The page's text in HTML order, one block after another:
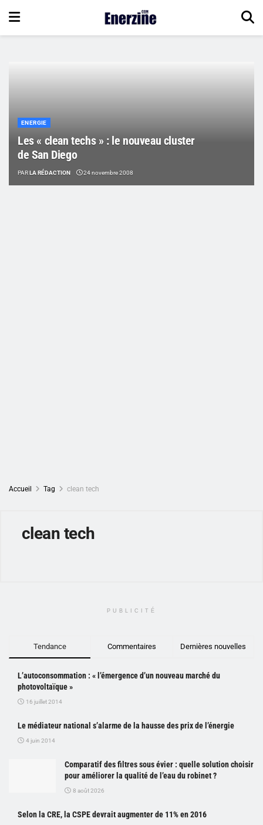
ENERGIE
Les « clean techs » : le nouveau cluster
de San Diego
PARLA RÉDACTION 24 novembre 2008
Accueil Tag clean tech
clean tech
PUBLICITÉ
Tendance Commentaires Dernières nouvelles
L’autoconsommation : « l’émergence d’un nouveau marché du
photovoltaïque »
16 juillet 2014
Le médiateur national s’alarme de la hausse des prix de l’énergie
4 juin 2014
Comparatif des filtres sous évier : quelle solution choisir
pour améliorer la qualité de l’eau du robinet ?
8 août 2026
Selon la CRE, la CSPE devrait augmenter de 11% en 2016